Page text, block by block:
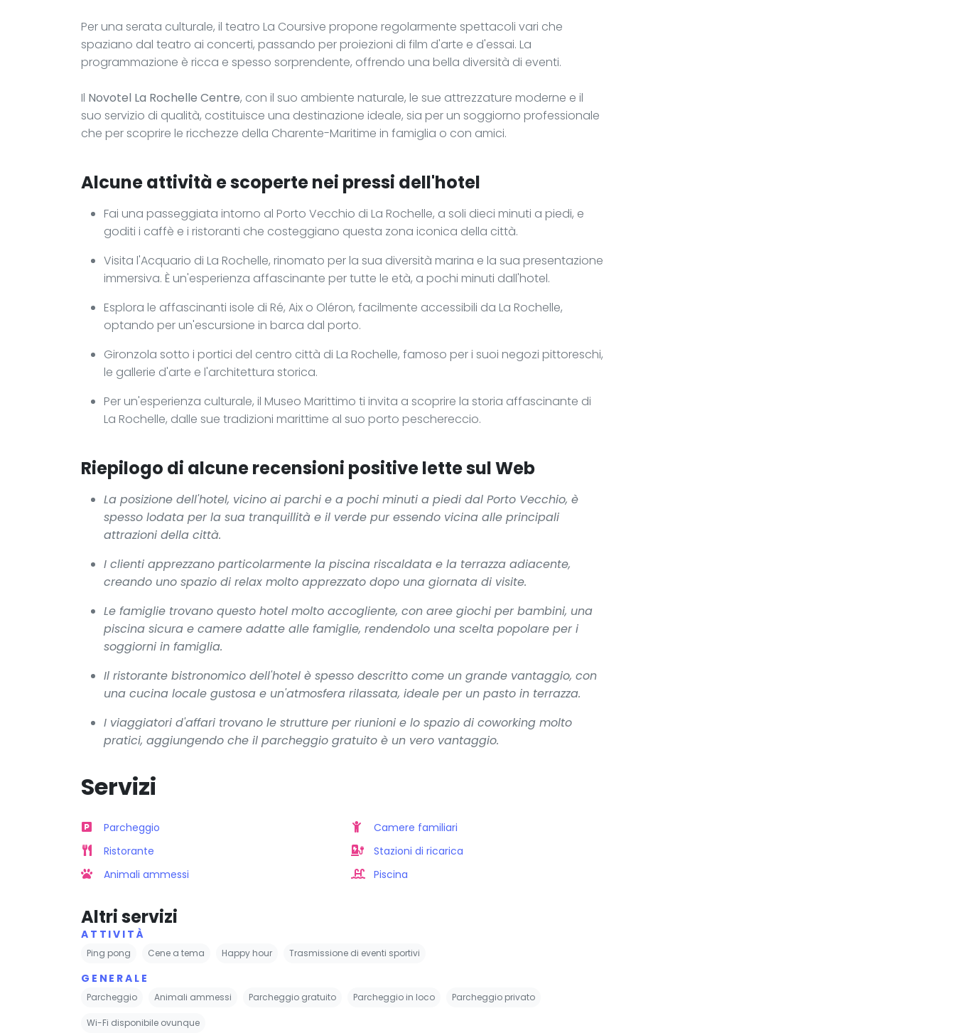
Per una serata culturale, il teatro La Coursive propone regolarmente spettacoli vari che
spaziano dal teatro ai concerti, passando per proiezioni di film d'arte e d'essai. La
programmazione è ricca e spesso sorprendente, offrendo una bella diversità di eventi.
Il Novotel La Rochelle Centre, con il suo ambiente naturale, le sue attrezzature moderne e il
suo servizio di qualità, costituisce una destinazione ideale, sia per un soggiorno professionale
che per scoprire le ricchezze della Charente-Maritime in famiglia o con amici.
Alcune attività e scoperte nei pressi dell'hotel
Fai una passeggiata intorno al Porto Vecchio di La Rochelle, a soli dieci minuti a piedi, e
goditi i caffè e i ristoranti che costeggiano questa zona iconica della città.
Visita l'Acquario di La Rochelle, rinomato per la sua diversità marina e la sua presentazione
immersiva. È un'esperienza affascinante per tutte le età, a pochi minuti dall'hotel.
Esplora le affascinanti isole di Ré, Aix o Oléron, facilmente accessibili da La Rochelle,
optando per un'escursione in barca dal porto.
Gironzola sotto i portici del centro città di La Rochelle, famoso per i suoi negozi pittoreschi,
le gallerie d'arte e l'architettura storica.
Per un'esperienza culturale, il Museo Marittimo ti invita a scoprire la storia affascinante di
La Rochelle, dalle sue tradizioni marittime al suo porto peschereccio.
Riepilogo di alcune recensioni positive lette sul Web
La posizione dell'hotel, vicino ai parchi e a pochi minuti a piedi dal Porto Vecchio, è
spesso lodata per la sua tranquillità e il verde pur essendo vicina alle principali
attrazioni della città.
I clienti apprezzano particolarmente la piscina riscaldata e la terrazza adiacente,
creando uno spazio di relax molto apprezzato dopo una giornata di visite.
Le famiglie trovano questo hotel molto accogliente, con aree giochi per bambini, una
piscina sicura e camere adatte alle famiglie, rendendolo una scelta popolare per i
soggiorni in famiglia.
Il ristorante bistronomico dell'hotel è spesso descritto come un grande vantaggio, con
una cucina locale gustosa e un'atmosfera rilassata, ideale per un pasto in terrazza.
I viaggiatori d'affari trovano le strutture per riunioni e lo spazio di coworking molto
pratici, aggiungendo che il parcheggio gratuito è un vero vantaggio.
Servizi
Parcheggio
Ristorante
Animali ammessi
Camere familiari
Stazioni di ricarica
Piscina
Altri servizi
ATTIVITÀ
Ping pong Cene a tema Happy hour Trasmissione di eventi sportivi
GENERALE
Parcheggio Animali ammessi Parcheggio gratuito Parcheggio in loco Parcheggio privato
Wi-Fi disponibile ovunque